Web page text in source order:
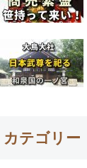
カテゴリー